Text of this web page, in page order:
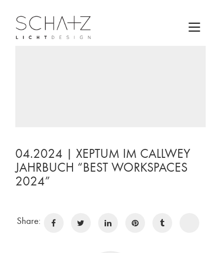
04.2024 | XEPTUM IM CALLWEY
JAHRBUCH “BEST WORKSPACES
2024”
Share: